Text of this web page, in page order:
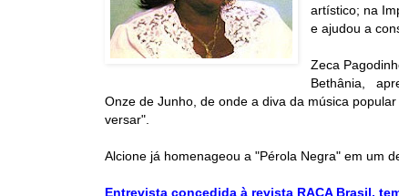
artístico; na
e ajudou a
Zeca
Bethânia,
Onze de Junho, de onde a diva da música
versar".
Alcione já homenageou a "Pérola Negra" em um
Entrevista concedida à revista RAÇA Brasil,